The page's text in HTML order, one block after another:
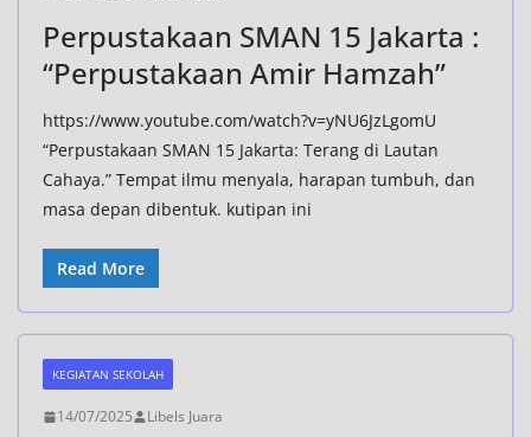
Perpustakaan SMAN 15 Jakarta :
“Perpustakaan Amir Hamzah”
https://www.youtube.com/watch?v=yNU6JzLgomU
“Perpustakaan SMAN 15 Jakarta: Terang di Lautan
Cahaya.” Tempat ilmu menyala, harapan tumbuh, dan
masa depan dibentuk. kutipan ini
Read More
KEGIATAN SEKOLAH
14/07/2025 Libels Juara